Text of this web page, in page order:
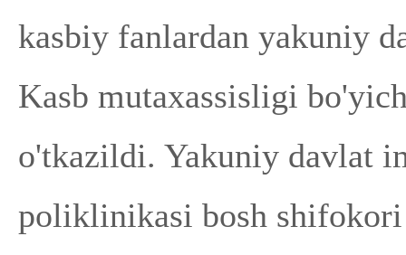
kasbiy fanlardan yakuniy
Kasb mutaxassisligi
o'tkazildi. Yakuniy davlat
poliklinikasi bosh